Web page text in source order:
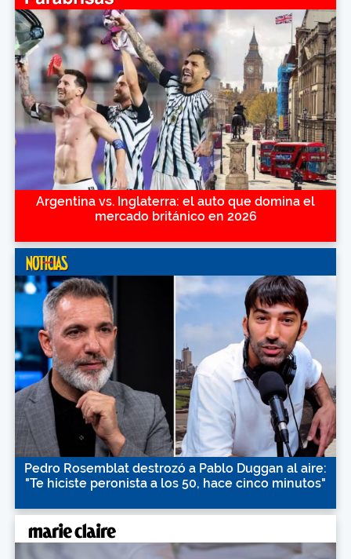
Argentina vs. Inglaterra: el auto que domina el
mercado británico en 2026
Pedro Rosemblat destrozó a Pablo Duggan al aire:
"Te hiciste peronista a los 50, hace cinco minutos"